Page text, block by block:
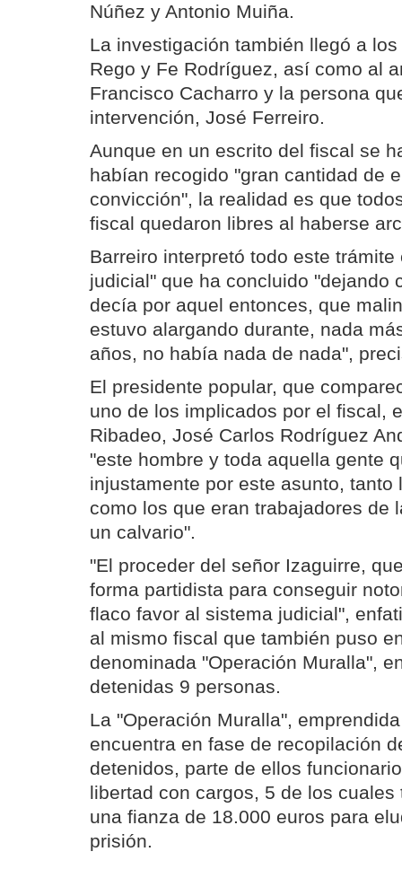
Núñez y Antonio Muiña.
La investigación también llegó a
Rego y Fe Rodríguez, así como al
Francisco Cacharro y la persona
intervención, José Ferreiro.
Aunque en un escrito del fiscal se
habían recogido "gran cantidad de
convicción", la realidad es que
fiscal quedaron libres al haberse
Barreiro interpretó todo este
judicial" que ha concluido "dejando
decía por aquel entonces, que
estuvo alargando durante, nada
años, no había nada de nada",
El presidente popular, que
uno de los implicados por el fiscal,
Ribadeo, José Carlos Rodríguez
"este hombre y toda aquella gente
injustamente por este asunto,
como los que eran trabajadores de
un calvario".
"El proceder del señor Izaguirre,
forma partidista para conseguir
flaco favor al sistema judicial",
al mismo fiscal que también puso
denominada "Operación Muralla",
detenidas 9 personas.
La "Operación Muralla",
encuentra en fase de recopilación
detenidos, parte de ellos
libertad con cargos, 5 de los
una fianza de 18.000 euros para
prisión.